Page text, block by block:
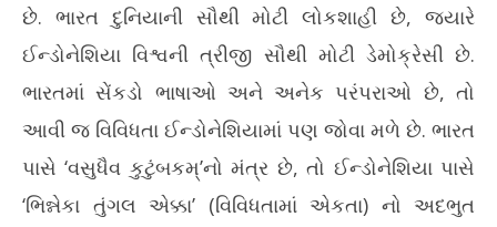
છે. ભારત દુનિયાની સૌથી મોટી લોકશાહી છે, જ્યારે
ઈન્ડોનેશિયા વિશ્વની ત્રીજી સૌથી મોટી ડેમોક્રેસી છે.
ભારતમાં સેંકડો ભાષાઓ અને અનેક પરંપરાઓ છે, તો
આવી જ વિવિધતા ઈન્ડોનેશિયામાં પણ જોવા મળે છે. ભારત
પાસે ‘વસુધૈવ કુટુંબકમ્’નો મંત્ર છે, તો ઈન્ડોનેશિયા પાસે
‘ભિન્નેકા તુંગલ એક્કા’ (વિવિધતામાં એકતા) નો અદભુત